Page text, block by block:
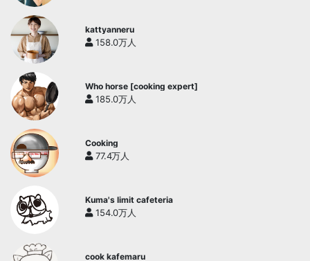
kattyanneru
158.0万人
Who horse [cooking expert]
185.0万人
Cooking
77.4万人
Kuma's limit cafeteria
154.0万人
cook kafemaru